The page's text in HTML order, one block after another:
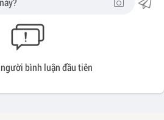
bình luận đầu tiên